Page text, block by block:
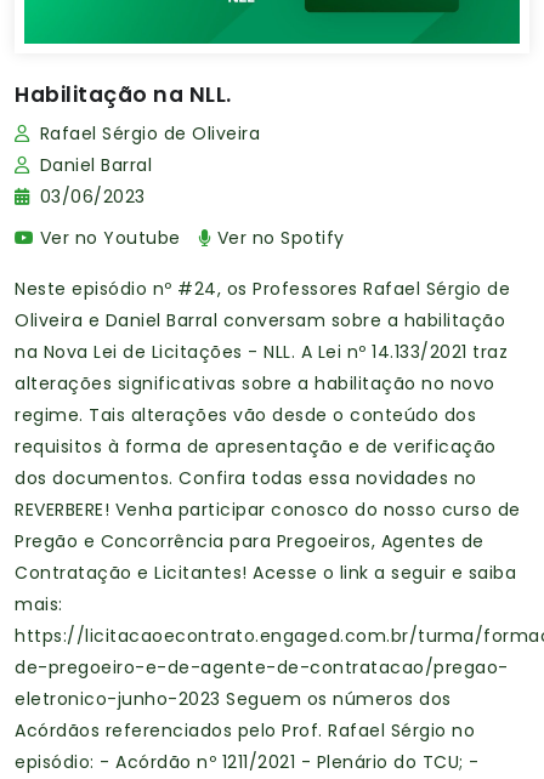
Habilitação na NLL.
Rafael Sérgio de Oliveira
Daniel Barral
03/06/2023
Ver no Youtube
Ver no Spotify
Neste episódio nº #24, os Professores Rafael Sérgio de
Oliveira e Daniel Barral conversam sobre a habilitação
na Nova Lei de Licitações - NLL. A Lei nº 14.133/2021 traz
alterações significativas sobre a habilitação no novo
regime. Tais alterações vão desde o conteúdo dos
requisitos à forma de apresentação e de verificação
dos documentos. Confira todas essa novidades no
REVERBERE! Venha participar conosco do nosso curso de
Pregão e Concorrência para Pregoeiros, Agentes de
Contratação e Licitantes! Acesse o link a seguir e saiba
mais:
https://licitacaoecontrato.engaged.com.br/turma/
de-pregoeiro-e-de-agente-de-contratacao/pregao-
eletronico-junho-2023 Seguem os números dos
Acórdãos referenciados pelo Prof. Rafael Sérgio no
episódio: - Acórdão nº 1211/2021 - Plenário do TCU; -